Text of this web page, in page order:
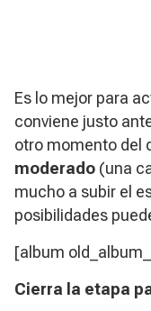
Es lo mejor para
conviene justo
otro momento del
moderado (una
mucho a subir el
posibilidades
[album
Cierra la etapa